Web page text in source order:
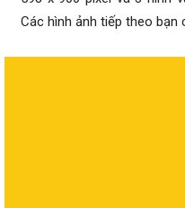
Các hình ảnh tiếp theo bạn